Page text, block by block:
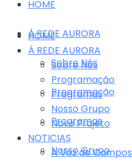
HOME
Á REDE AURORA
Sobre Nós
Programação
Programas
Nosso Grupo
HOME
Á REDE AURORA
Sobre Nós
Programação
Programas
Nosso Grupo
Novo Projeto
NOTICIAS
A Voz de Campos